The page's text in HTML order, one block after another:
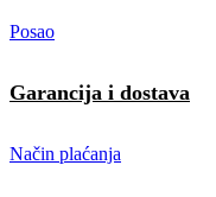
Posao
Garancija i dostava
Način plaćanja